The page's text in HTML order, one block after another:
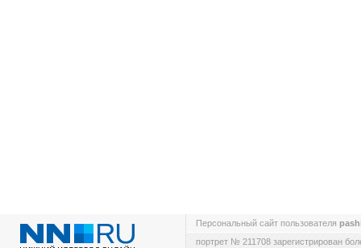
Персональный сайт пользователя
портрет № 211708 зарегистрирован